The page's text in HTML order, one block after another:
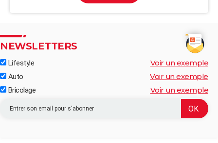
NEWSLETTERS
Lifestyle Voir un exemple
Auto Voir un exemple
Bricolage Voir un exemple